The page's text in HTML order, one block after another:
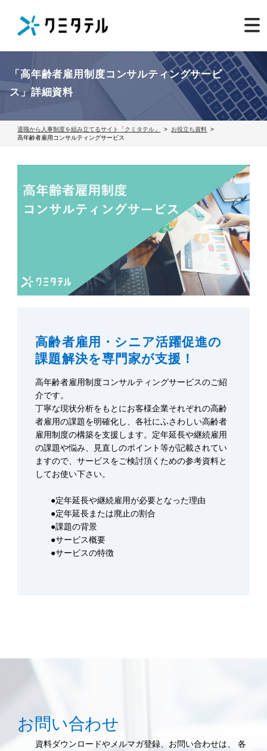
「高年齢者雇用制度コンサルティングサービ
ス」詳細資料
退職から人事制度を組み立てるサイト「クミタテル」
お役立ち資料
高年齢者雇用コンサルティングサービス
高齢者雇用・シニア活躍促進の
課題解決を専門家が支援！
高年齢者雇用制度コンサルティングサービスのご紹
介です。
丁寧な現状分析をもとにお客様企業それぞれの高齢
者雇用の課題を明確化し、各社にふさわしい高齢者
雇用制度の構築を支援します。定年延長や継続雇用
の課題や悩み、見直しのポイント等が記載されてい
ますので、サービスをご検討頂くための参考資料と
してお使い下さい。
●定年延長や継続雇用が必要となった理由
●定年延長または廃止の割合
●課題の背景
●サービス概要
●サービスの特徴
お問い合わせ
資料ダウンロードやメルマガ登録、お問い合わせは、 各